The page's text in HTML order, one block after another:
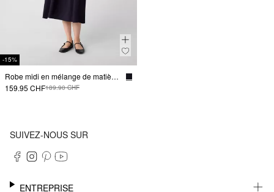
-15%
Robe midi en mélange de matières et poches fendues
159.95 CHF189.90 CHF
SUIVEZ-NOUS SUR
ENTREPRISE